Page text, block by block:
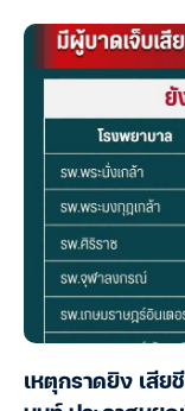
เหตุกราดยิง เสีย